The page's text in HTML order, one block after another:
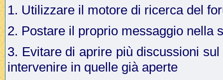
1. Utilizzare il motore di ricerca del
2. Postare il proprio messaggio nella
3. Evitare di aprire più discussioni
intervenire in quelle già aperte